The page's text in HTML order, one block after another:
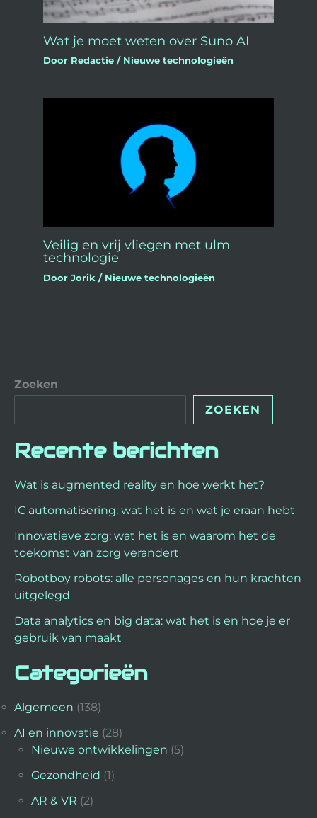
Wat je moet weten over Suno AI
Door Redactie/ Nieuwe technologieën
Veilig en vrij vliegen met ulm
technologie
DoorJorik/ Nieuwe technologieën
Zoeken
ZOEKEN
Recente berichten
Wat is augmented reality en hoe werkt het?
IC automatisering: wat het is en wat je eraan hebt
Innovatieve zorg: wat het is en waarom het de
toekomst van zorg verandert
Robotboy robots: alle personages en hun krachten
uitgelegd
Data analytics en big data: wat het is en hoe je er
gebruik van maakt
Categorieën
Algemeen (138)
AI en innovatie (28)
Nieuwe ontwikkelingen (5)
Gezondheid (1)
AR & VR (2)